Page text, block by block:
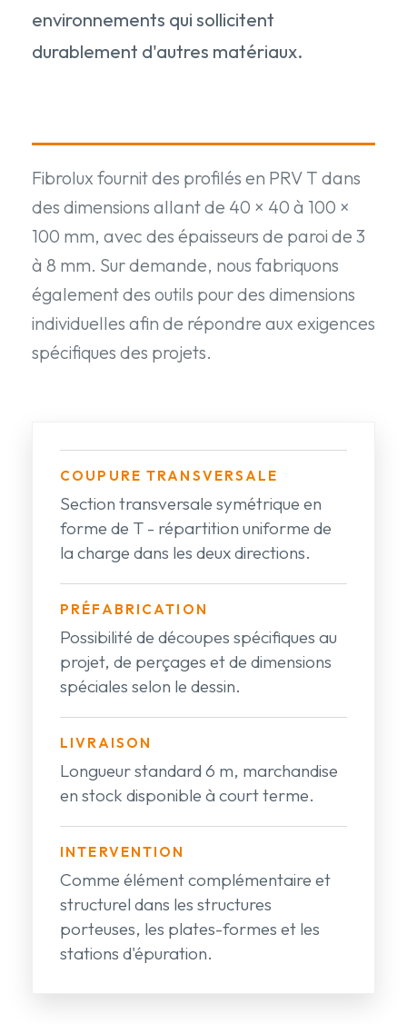
environnements qui sollicitent
durablement d'autres matériaux.
Fibrolux fournit des profilés en PRV T dans
des dimensions allant de 40 × 40 à 100 ×
100 mm, avec des épaisseurs de paroi de 3
à 8 mm. Sur demande, nous fabriquons
également des outils pour des dimensions
individuelles afin de répondre aux exigences
spécifiques des projets.
COUPURE TRANSVERSALE
Section transversale symétrique en
forme de T - répartition uniforme de
la charge dans les deux directions.
PRÉFABRICATION
Possibilité de découpes spécifiques au
projet, de perçages et de dimensions
spéciales selon le dessin.
LIVRAISON
Longueur standard 6 m, marchandise
en stock disponible à court terme.
INTERVENTION
Comme élément complémentaire et
structurel dans les structures
porteuses, les plates-formes et les
stations d'épuration.